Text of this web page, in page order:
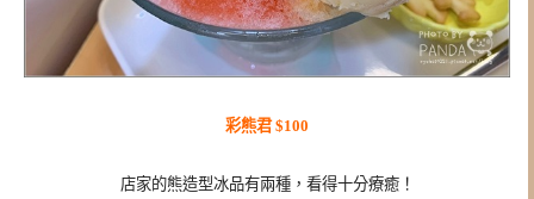
彩熊君 $100
店家的熊造型冰品有兩種，看得十分療癒！